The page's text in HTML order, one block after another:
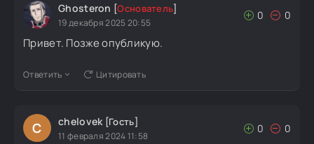
Ghosteron [Основатель]
19 декабря 2025 20:55
0 0
Привет. Позже опубликую.
Ответить Цитировать
C chelovek [Гость]
11 февраля 2024 11:58
0 0